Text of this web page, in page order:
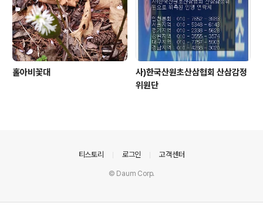
홀아비꽃대
사)한국산원초산삼협회 산삼감정
위원단
티스토리 로그인 고객센터
© Daum Corp.